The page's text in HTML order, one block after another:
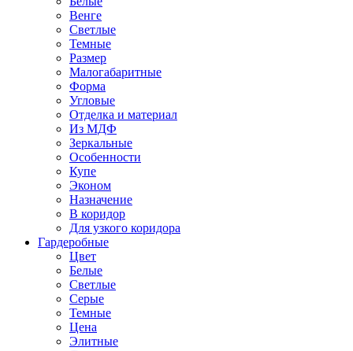
Венге
Светлые
Темные
Размер
Малогабаритные
Форма
Угловые
Отделка и материал
Из МДФ
Зеркальные
Особенности
Купе
Эконом
Назначение
В коридор
Для узкого коридора
Гардеробные
Цвет
Белые
Светлые
Серые
Темные
Цена
Элитные